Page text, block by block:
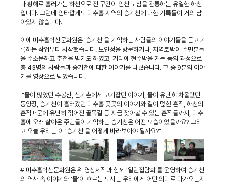
나 황해로 흘러가는 하천으로 전 구간이 인천 도심을 관통하는 유일한 하천
입니다. 그런데 안타깝게도 미추홀 지역의 승기천에 대한 기록들이 거의 남
아있지 않습니다.
이에 미추홀학산문화원은 '승기천'을 기억하는 사람들의 이야기들을 듣고 기
록하는 작업부터 시작했습니다. 노인정을 방문하거나, 지역토박이 주민분들
을 수소문하고 추천을 받기도 하였고, 거리에 현수막을 거는 등의 과정으로
총 43명의 사람들과 승기천에 대한 이야기를 나눴습니다. 그 중 9분의 이야
기를 영상으로 담았습니다.
"물이 많았던 수봉산, 신기촌에서 고기잡던 이야기, 물이 유난히 차올랐던
동양장, 승기천이 흘러갔던 미추홀 곳곳의 이야기와 길이 덮힌 흔적, 하천의
흔적때문에 유난히 꺾어진 골목길 등 지금 찾아볼 수 있는 흔적들까지, 미추
홀에 오래 살아온 주민들이 기억하는 승기천은 어떤 모습이었을까요? 그리
고 오늘 우리는 이 '승기천'을 어떻게 바라보아야 될까요?"
# 미추홀학산문화원은 위 영상제작과 함께 '열린집담회'를 운영하여 승기천
의 역사 속 이야기와 '물'이 흐르는 도시는 우리에게 어떤 의미로 다가오는지